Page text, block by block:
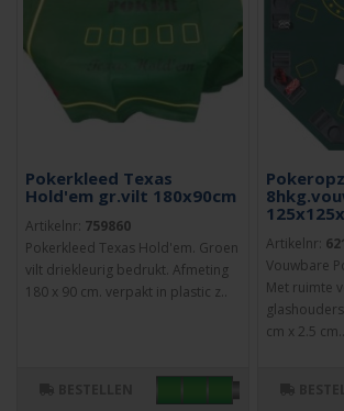
Pokerkleed Texas
Hold'em gr.vilt 180x90cm
Artikelnr: 759860
Pokerkleed Texas Hold'em. Groen
vilt driekleurig bedrukt. Afmeting
180 x 90 cm. verpakt in plastic z..
Artikelnr:
Vouwbare
Met ruimte
cm x 2.5 cm..